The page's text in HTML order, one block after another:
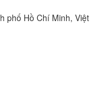
phố Hồ Chí Minh, Việt